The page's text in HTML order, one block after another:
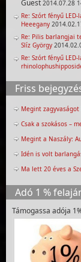
Guest 2014.07.28
Re: Szórt fényű
Heeegany
Re: Pilis barlangjai
Slíz György
Re: Szórt fényű
Friss
Megint
Csak a szokásos –
Megint a Naszály:
Idén is volt
Ma lett 20 éves a
Adó 1 %
Támogassa adója